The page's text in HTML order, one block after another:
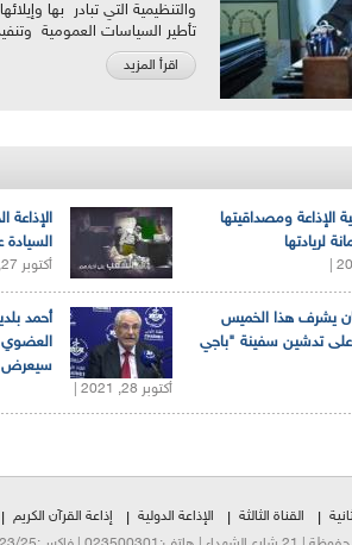
والتنظيمية التي تبادر بها
تأطير السياسات العمومية
اقرأ المزيد
السيادة
أكتوبر 27, 2021 |
الإذاعة ومصداقيتها
لريادتها
أحمد
العضوي
سيعرض
أكتوبر 28, 2021 |
يشرف هذا الخميس
على تدشين سفينة "باجي
القناة الثالثة الإذاعة الدولية إذاعة القرآن الكريم